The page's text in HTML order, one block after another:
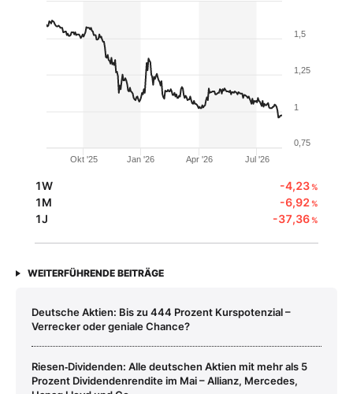
Okt '25 Jan '26 Apr '26 Jul '26
0,75
1
1,25
1,5
1W -4,23%
1M -6,92%
1J -37,36%
WEITERFÜHRENDE BEITRÄGE
Deutsche Aktien: Bis zu 444 Prozent Kurspotenzial –
Verrecker oder geniale Chance?
Riesen‑Dividenden: Alle deutschen Aktien mit mehr als 5
Prozent Dividendenrendite im Mai – Allianz, Mercedes,